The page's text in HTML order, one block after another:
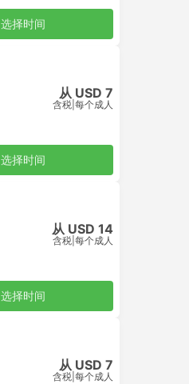
选择时间
从 USD 7
含税 每个成人
选择时间
从 USD 14
含税 每个成人
选择时间
从 USD 7
含税 每个成人